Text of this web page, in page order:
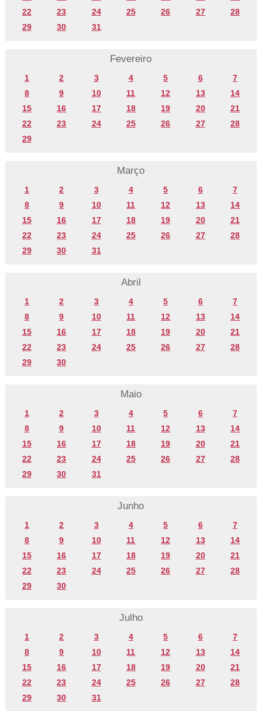
22
23 24 25 26 27
28
29
30 31
Fevereiro
1 2 3 4 5 6
7
8
9 10 11 12 13
14
15
16 17 18 19 20
21
22
23 24 25 26 27
28
29
Março
1 2 3 4 5 6
7
8
9 10 11 12 13
14
15
16 17 18 19 20
21
22
23 24 25 26 27
28
29
30 31
Abril
1 2 3 4 5 6
7
8
9 10 11 12 13
14
15
16 17 18 19 20
21
22
23 24 25 26 27
28
29
30
Maio
1 2 3 4 5 6
7
8
9 10 11 12 13
14
15
16 17 18 19 20
21
22
23 24 25 26 27
28
29
30 31
Junho
1 2 3 4 5 6
7
8
9 10 11 12 13
14
15
16 17 18 19 20
21
22
23 24 25 26 27
28
29
30
Julho
1 2 3 4 5 6
7
8
9 10 11 12 13
14
15
16 17 18 19 20
21
22
23 24 25 26 27
28
29
30 31